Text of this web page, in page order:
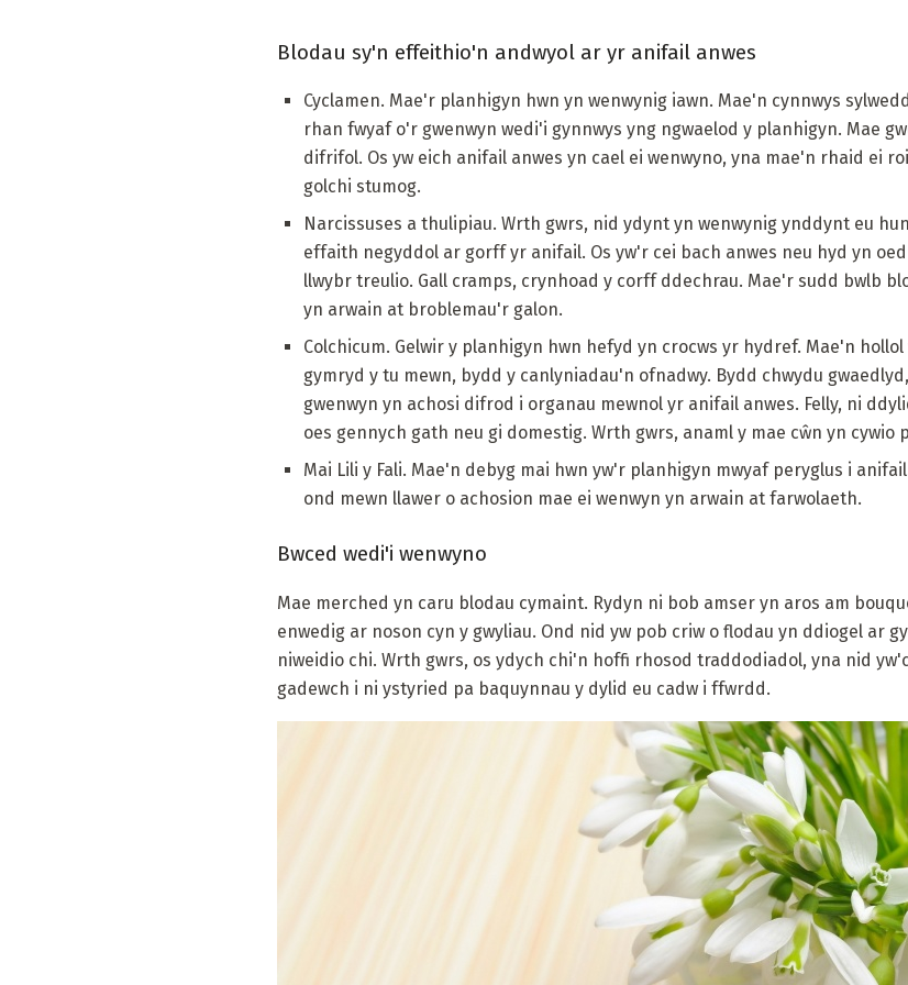
Blodau sy'n effeithio'n andwyol ar yr anifail anwes
Cyclamen. Mae'r planhigyn hwn yn wenwynig iawn. Mae'n cynnwys
rhan fwyaf o'r gwenwyn wedi'i gynnwys yng ngwaelod y planhigyn. Mae
difrifol. Os yw eich anifail anwes yn cael ei wenwyno, yna mae'n rhaid ei
golchi stumog.
Narcissuses a thulipiau. Wrth gwrs, nid ydynt yn wenwynig ynddynt eu
effaith negyddol ar gorff yr anifail. Os yw'r cei bach anwes neu hyd yn
llwybr treulio. Gall cramps, crynhoad y corff ddechrau. Mae'r sudd bwlb
yn arwain at broblemau'r galon.
Colchicum. Gelwir y planhigyn hwn hefyd yn crocws yr hydref. Mae'n
gymryd y tu mewn, bydd y canlyniadau'n ofnadwy. Bydd chwydu
gwenwyn yn achosi difrod i organau mewnol yr anifail anwes. Felly, ni
oes gennych gath neu gi domestig. Wrth gwrs, anaml y mae cŵn yn
Mai Lili y Fali. Mae'n debyg mai hwn yw'r planhigyn mwyaf peryglus i
ond mewn llawer o achosion mae ei wenwyn yn arwain at farwolaeth.
Bwced wedi'i wenwyno
Mae merched yn caru blodau cymaint. Rydyn ni bob amser yn aros am
enwedig ar noson cyn y gwyliau. Ond nid yw pob criw o flodau yn ddiogel ar
niweidio chi. Wrth gwrs, os ydych chi'n hoffi rhosod traddodiadol, yna nid
gadewch i ni ystyried pa baquynnau y dylid eu cadw i ffwrdd.